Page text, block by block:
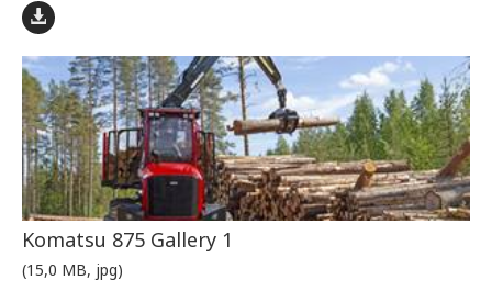
Komatsu 875 Gallery 1
(15,0 MB, jpg)